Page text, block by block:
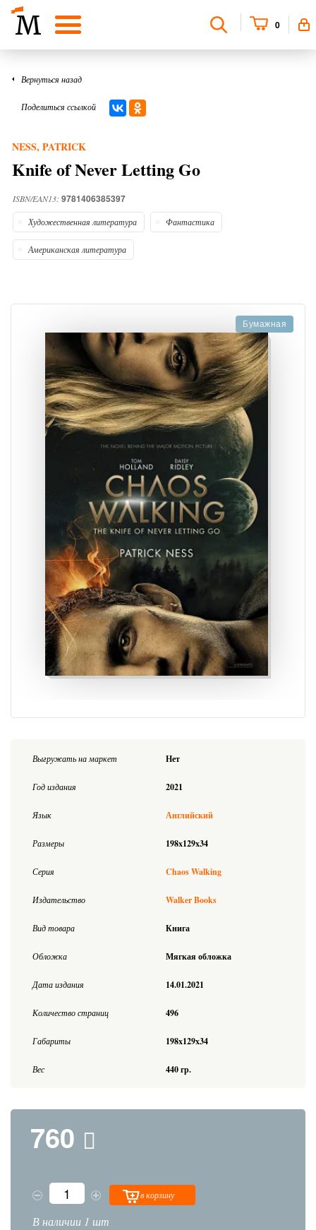
0
Вернуться назад
Поделиться ссылкой
NESS, PATRICK
Knife of Never Letting Go
ISBN/EAN13: 9781406385397
Художественная литература Фантастика
Американская литература
Бумажная
Выгружать на маркет Нет
Год издания 2021
Язык Английский
Размеры 198x129x34
Серия Chaos Walking
Издательство Walker Books
Вид товара Книга
Обложка Мягкая обложка
Дата издания 14.01.2021
Количество страниц 496
Габариты 198x129x34
Вес 440 гр.
760
в корзину
В наличии 1 шт